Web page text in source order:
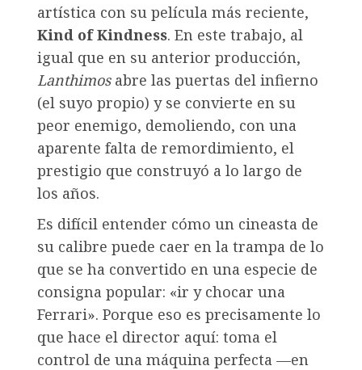
artística con su película más reciente,
Kind of Kindness. En este trabajo, al
igual que en su anterior producción,
Lanthimosabre las puertas del infierno
(el suyo propio) y se convierte en su
peor enemigo, demoliendo, con una
aparente falta de remordimiento, el
prestigio que construyó a lo largo de
los años.
Es difícil entender cómo un cineasta de
su calibre puede caer en la trampa de lo
que se ha convertido en una especie de
consigna popular: «ir y chocar una
Ferrari». Porque eso es precisamente lo
que hace el director aquí: toma el
control de una máquina perfecta —en